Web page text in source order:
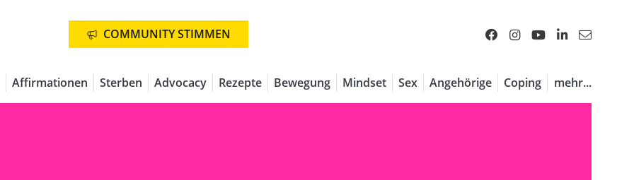
COMMUNITY STIMMEN
Affirmationen Sterben Advocacy Rezepte Bewegung Mindset Sex Angehörige Coping mehr...